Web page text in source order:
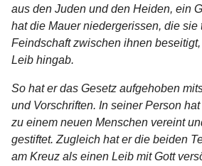
aus den Juden und den Heiden, ein
hat die Mauer niedergerissen, die sie
Feindschaft zwischen ihnen
Leib hingab.
So hat er das Gesetz aufgehoben
und Vorschriften. In seiner Person
zu einem neuen Menschen vereint
gestiftet. Zugleich hat er die beiden
am Kreuz als einen Leib mit Gott